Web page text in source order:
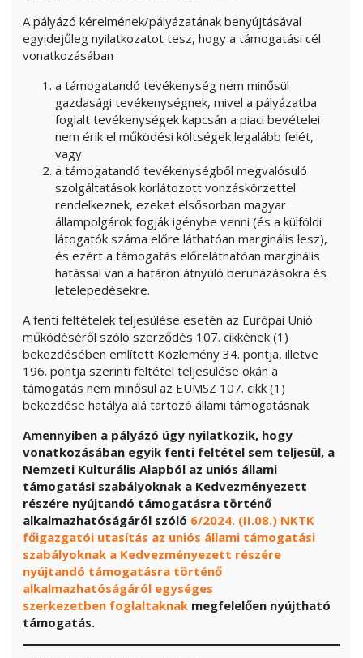
A pályázó kérelmének/pályázatának benyújtásával
egyidejűleg nyilatkozatot tesz, hogy a támogatási cél
vonatkozásában
a támogatandó tevékenység nem minősül
gazdasági tevékenységnek, mivel a pályázatba
foglalt tevékenységek kapcsán a piaci bevételei
nem érik el működési költségek legalább felét,
vagy
a támogatandó tevékenységből megvalósuló
szolgáltatások korlátozott vonzáskörzettel
rendelkeznek, ezeket elsősorban magyar
állampolgárok fogják igénybe venni (és a külföldi
látogatók száma előre láthatóan marginális lesz),
és ezért a támogatás előreláthatóan marginális
hatással van a határon átnyúló beruházásokra és
letelepedésekre.
A fenti feltételek teljesülése esetén az Európai Unió
működéséről szóló szerződés 107. cikkének (1)
bekezdésében említett Közlemény 34. pontja, illetve
196. pontja szerinti feltétel teljesülése okán a
támogatás nem minősül az EUMSZ 107. cikk (1)
bekezdése hatálya alá tartozó állami támogatásnak.
Amennyiben a pályázó úgy nyilatkozik, hogy
vonatkozásában egyik fenti feltétel sem teljesül, a
Nemzeti Kulturális Alapból az uniós állami
támogatási szabályoknak a Kedvezményezett
részére nyújtandó támogatásra történő
alkalmazhatóságáról szóló 6/2024. (II.08.) NKTK
főigazgatói utasítás az uniós állami támogatási
szabályoknak a Kedvezményezett részére
nyújtandó támogatásra történő
alkalmazhatóságáról egységes
szerkezetben foglaltaknak megfelelően nyújtható
támogatás.